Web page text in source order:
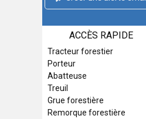
ACCÈS RAPIDE
Tracteur forestier
Porteur
Abatteuse
Treuil
Grue forestière
Remorque forestière